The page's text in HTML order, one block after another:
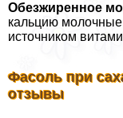
Обезжиренное
кальцию
источником
Фасоль при
отзывы